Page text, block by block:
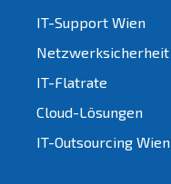
IT-Support Wien
Netzwerksicherheit
IT-Flatrate
Cloud-Lösungen
IT-Outsourcing Wien